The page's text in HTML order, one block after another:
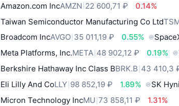
Amazon.com IncAMZN 22 600,71 ₽
0.14%
Taiwan Semiconductor Manufacturing Co Ltd
Broadcom IncAVGO 35 011,19 ₽ 0.55%
Meta Platforms, Inc.META 48 902,12 ₽ 0.19%
Berkshire Hathaway Inc Class BBRK.B 43 410,3
Eli Lilly And CoLLY 98 852,19 ₽ 1.89% SK
Micron Technology IncMU 73 858,11 ₽
1.31%